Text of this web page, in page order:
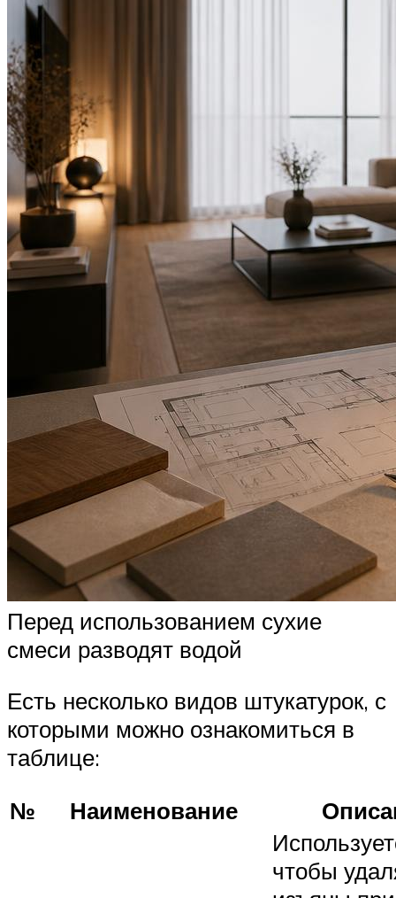
Перед использованием сухие
смеси разводят водой
Есть несколько видов штукатурок, с
которыми можно ознакомиться в
таблице:
№
Наименование
чтобы